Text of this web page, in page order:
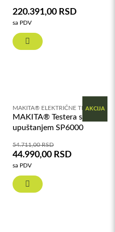
220.391,00 RSD
sa PDV
AKCIJA
MAKITA® ELEKTRIČNE TESTERE
MAKITA® Testera s
upuštanjem SP6000
54.711,00RSD
44.990,00 RSD
sa PDV